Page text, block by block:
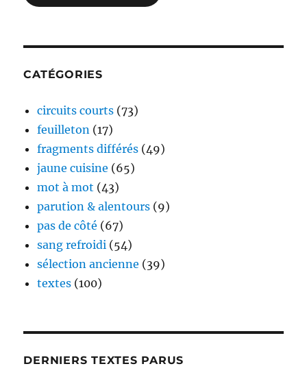
CATÉGORIES
circuits courts (73)
feuilleton (17)
fragments différés (49)
jaune cuisine (65)
mot à mot (43)
parution & alentours (9)
pas de côté (67)
sang refroidi (54)
sélection ancienne (39)
textes (100)
DERNIERS TEXTES PARUS